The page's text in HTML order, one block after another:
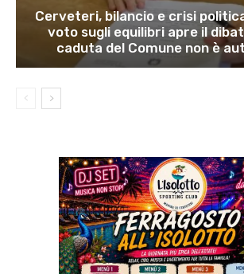
Cerveteri, bilancio e crisi
voto sugli equilibri apre il
caduta del Comune non è